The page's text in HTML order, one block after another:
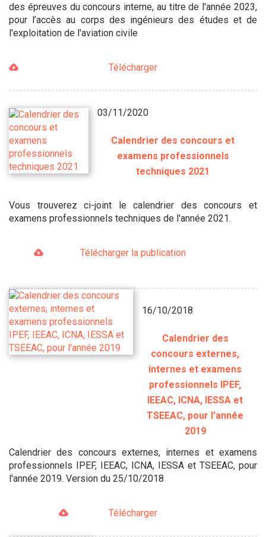
des épreuves du concours interne, au titre de l'année 2023,
pour l’accès au corps des ingénieurs des études et de
l'exploitation de l'aviation civile
Télécharger
03/11/2020
Calendrier des concours et
examens professionnels
techniques 2021
Vous trouverez ci-joint le calendrier des concours et
examens professionnels techniques de l'année 2021.
Télécharger la publication
16/10/2018
Calendrier des
concours externes,
internes et examens
professionnels IPEF,
IEEAC, ICNA, IESSA et
TSEEAC, pour l'année
2019
Calendrier des concours externes, internes et examens
professionnels IPEF, IEEAC, ICNA, IESSA et TSEEAC, pour
l'année 2019. Version du 25/10/2018
Télécharger